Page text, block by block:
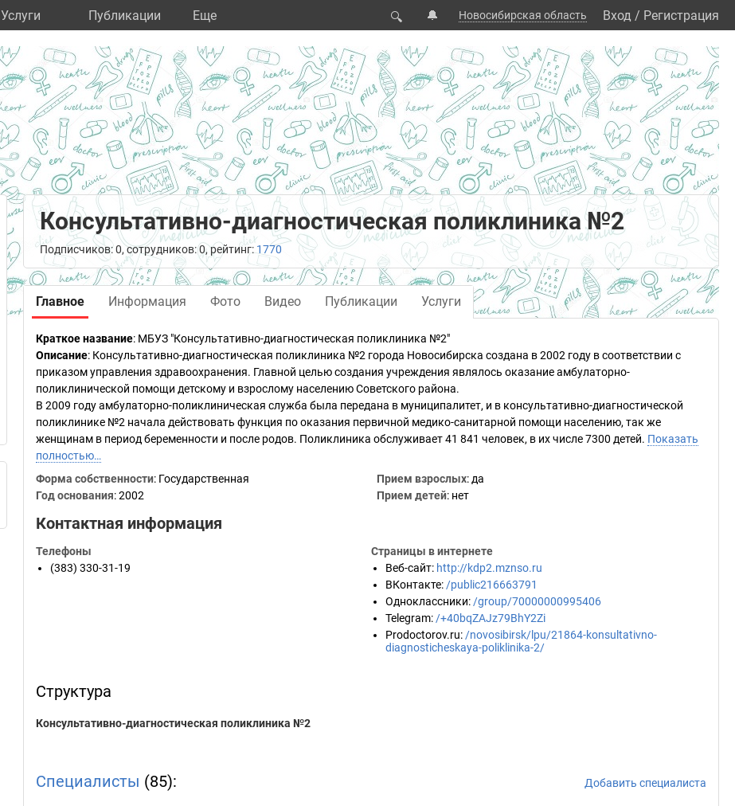
Услуги Публикации Eще 🔍 🔔 Новосибирская область Вход / Регистрация
Консультативно-диагностическая поликлиника №2
Подписчиков: 0, сотрудников: 0, рейтинг: 1770
Главное Информация Фото Видео Публикации Услуги
Краткое название: МБУЗ "Консультативно-диагностическая поликлиника №2"
Описание: Консультативно-диагностическая поликлиника №2 города Новосибирска создана в 2002 году в соответствии с
приказом управления здравоохранения. Главной целью создания учреждения являлось оказание амбулаторно-
поликлинической помощи детскому и взрослому населению Советского района.
В 2009 году амбулаторно-поликлиническая служба была передана в муниципалитет, и в консультативно-диагностической
поликлинике №2 начала действовать функция по оказания первичной медико-санитарной помощи населению, так же
женщинам в период беременности и после родов. Поликлиника обслуживает 41 841 человек, в их числе 7300 детей. Показать
полностью…
Форма собственности: Государственная
Год основания:2002
Прием взрослых: да
Прием детей: нет
Контактная информация
Телефоны
(383) 330-31-19
Страницы в интернете
Веб-сайт: http://kdp2.mznso.ru
ВКонтакте: /public216663791
Одноклассники: /group/70000000995406
Telegram: /+40bqZAJz79BhY2Zi
Prodoctorov.ru: /novosibirsk/lpu/21864-konsultativno-
diagnosticheskaya-poliklinika-2/
Структура
Консультативно-диагностическая поликлиника №2
Специалисты (85): Добавить специалиста